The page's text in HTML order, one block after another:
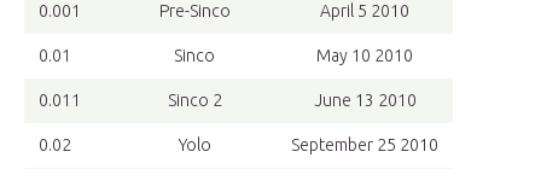
0.001 Pre-Sinco April 5 2010
0.01 Sinco May 10 2010
0.011 Sinco 2 June 13 2010
0.02 Yolo September 25 2010